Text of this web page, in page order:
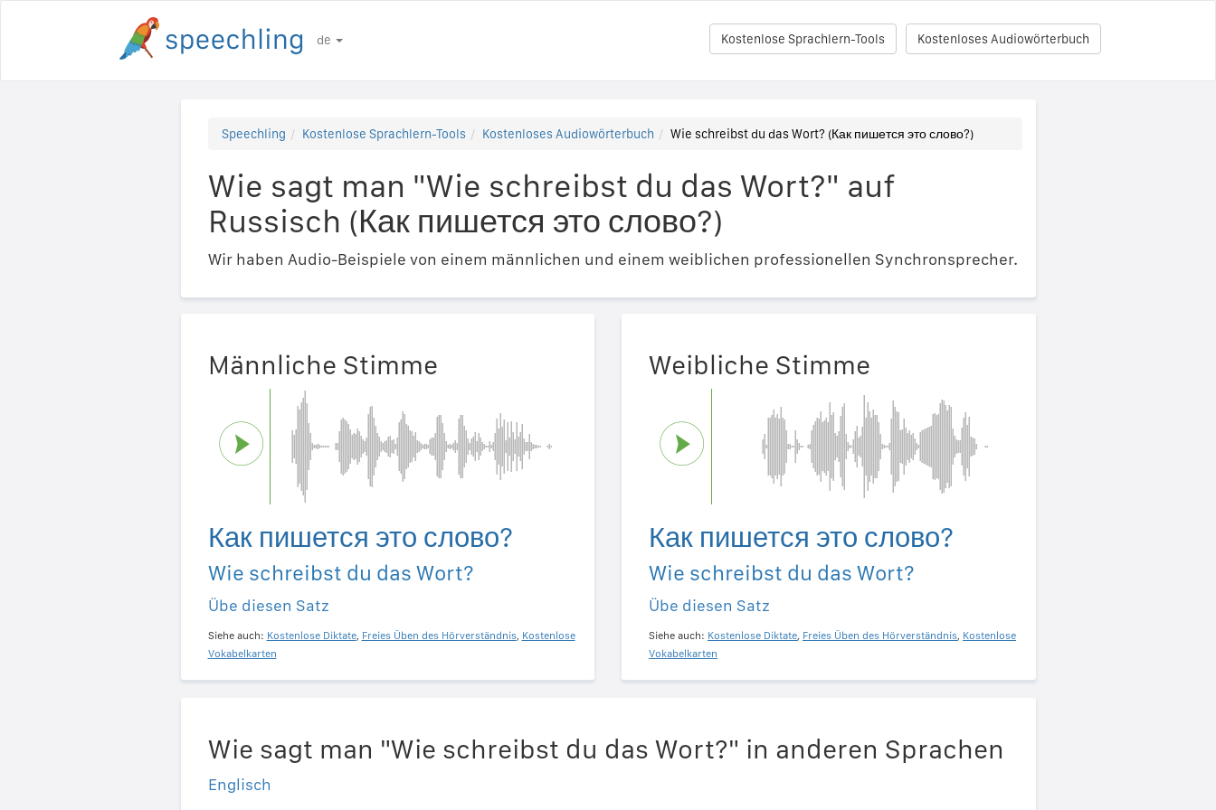
de Kostenloses Audiowörterbuch
Kostenlose Sprachlern-Tools
Speechling Kostenlose Sprachlern-Tools Kostenloses Audiowörterbuch Wie schreibst du das Wort? (Как пишется это слово?)
Wie sagt man "Wie schreibst du das Wort?" auf
Russisch (Как пишется это слово?)
Wir haben Audio-Beispiele von einem männlichen und einem weiblichen professionellen Synchronsprecher.
Männliche Stimme
Как пишется это слово?
Wie schreibst du das Wort?
Übe diesen Satz
Siehe auch: Kostenlose Diktate, Freies Üben des Hörverständnis, Kostenlose
Vokabelkarten
Weibliche Stimme
Как пишется это слово?
Wie schreibst du das Wort?
Übe diesen Satz
Siehe auch: Kostenlose Diktate, Freies Üben des Hörverständnis, Kostenlose
Vokabelkarten
Wie sagt man "Wie schreibst du das Wort?" in anderen Sprachen
Englisch